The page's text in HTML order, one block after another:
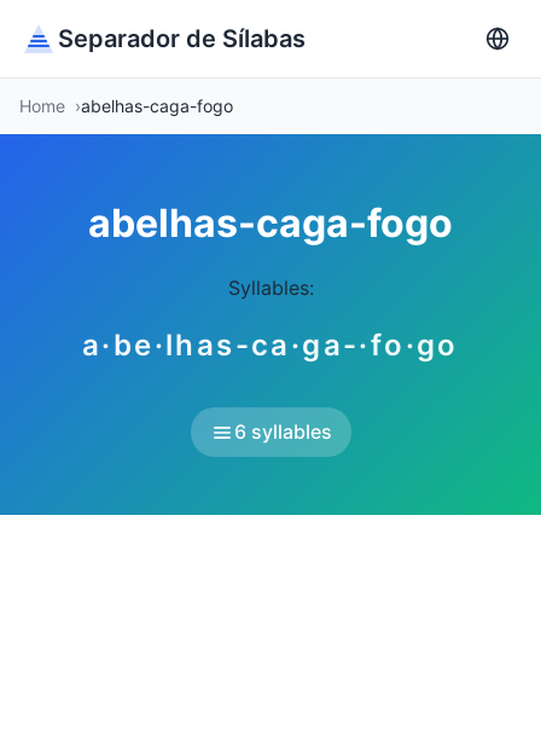
Separador de Sílabas
Home abelhas-caga-fogo
abelhas-caga-fogo
Syllables:
a·be·lhas-ca·ga-·fo·go
6 syllables